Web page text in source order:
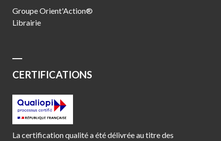
Groupe Orient'Action®
Librairie
CERTIFICATIONS
La certification qualité a été délivrée au titre des